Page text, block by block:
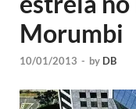
Morumbi
10/01/2013 - by DB